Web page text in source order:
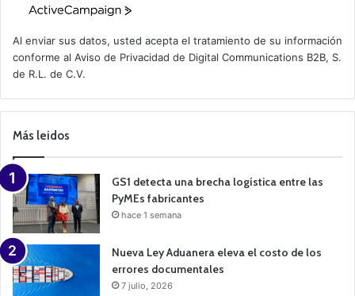
A
v
e
a
m
a
n
Al enviar sus datos, usted acepta el tratamiento de su información
conforme al Aviso de Privacidad de Digital Communications B2B, S.
de R.L. de C.V.
Más leidos
GS1 detecta una brecha logística entre las
PyMEs fabricantes
hace 1 semana
Nueva Ley Aduanera eleva el costo de los
errores documentales
7 julio, 2026